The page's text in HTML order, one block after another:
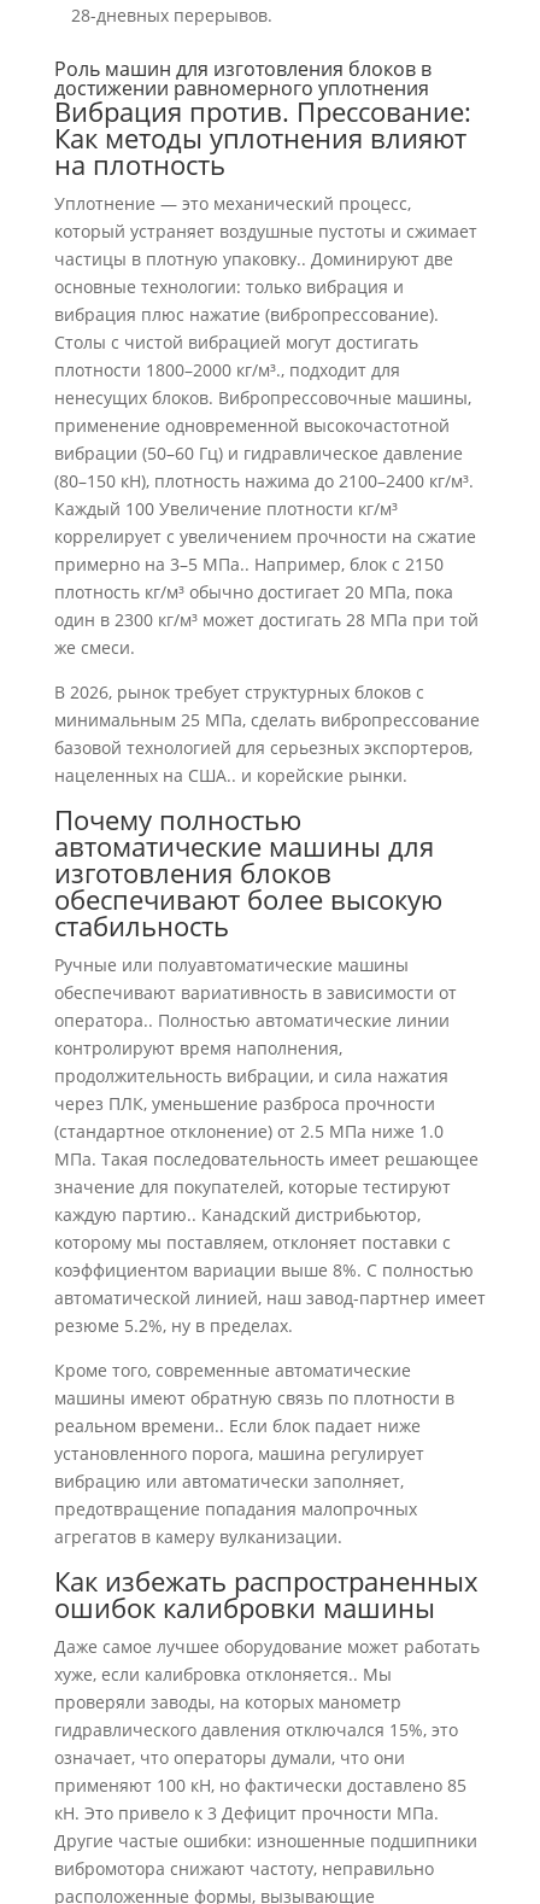
28-дневных перерывов.
Роль машин для изготовления блоков в
достижении равномерного уплотнения
Вибрация против. Прессование:
Как методы уплотнения влияют
на плотность
Уплотнение — это механический процесс,
который устраняет воздушные пустоты и сжимает
частицы в плотную упаковку.. Доминируют две
основные технологии: только вибрация и
вибрация плюс нажатие (вибропрессование).
Столы с чистой вибрацией могут достигать
плотности 1800–2000 кг/м³., подходит для
ненесущих блоков. Вибропрессовочные машины,
применение одновременной высокочастотной
вибрации (50–60 Гц) и гидравлическое давление
(80–150 кН), плотность нажима до 2100–2400 кг/м³.
Каждый 100 Увеличение плотности кг/м³
коррелирует с увеличением прочности на сжатие
примерно на 3–5 МПа.. Например, блок с 2150
плотность кг/м³ обычно достигает 20 МПа, пока
один в 2300 кг/м³ может достигать 28 МПа при той
же смеси.
В 2026, рынок требует структурных блоков с
минимальным 25 МПа, сделать вибропрессование
базовой технологией для серьезных экспортеров,
нацеленных на США.. и корейские рынки.
Почему полностью
автоматические машины для
изготовления блоков
обеспечивают более высокую
стабильность
Ручные или полуавтоматические машины
обеспечивают вариативность в зависимости от
оператора.. Полностью автоматические линии
контролируют время наполнения,
продолжительность вибрации, и сила нажатия
через ПЛК, уменьшение разброса прочности
(стандартное отклонение) от 2.5 МПа ниже 1.0
МПа. Такая последовательность имеет решающее
значение для покупателей, которые тестируют
каждую партию.. Канадский дистрибьютор,
которому мы поставляем, отклоняет поставки с
коэффициентом вариации выше 8%. С полностью
автоматической линией, наш завод-партнер имеет
резюме 5.2%, ну в пределах.
Кроме того, современные автоматические
машины имеют обратную связь по плотности в
реальном времени.. Если блок падает ниже
установленного порога, машина регулирует
вибрацию или автоматически заполняет,
предотвращение попадания малопрочных
агрегатов в камеру вулканизации.
Как избежать распространенных
ошибок калибровки машины
Даже самое лучшее оборудование может работать
хуже, если калибровка отклоняется.. Мы
проверяли заводы, на которых манометр
гидравлического давления отключался 15%, это
означает, что операторы думали, что они
применяют 100 кН, но фактически доставлено 85
кН. Это привело к 3 Дефицит прочности МПа.
Другие частые ошибки: изношенные подшипники
вибромотора снижают частоту, неправильно
расположенные формы, вызывающие